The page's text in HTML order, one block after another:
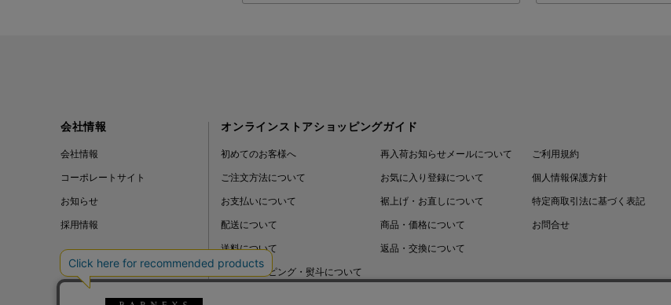
会社情報
会社情報
コーポレートサイト
お知らせ
採用情報
オンラインストアショッピングガイド
初めてのお客様へ
ご注文方法について
お支払いについて
配送について
送料について
ギフトラッピング・熨斗について
再入荷お知らせメールについて
お気に入り登録について
裾上げ・お直しについて
商品・価格について
返品・交換について
ご利用規約
個人情報保護方針
特定商取引法に基づく表記
お問合せ